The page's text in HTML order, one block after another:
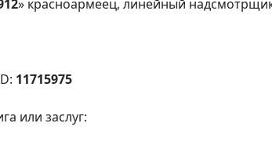
» красноармеец, линейный
11715975
или заслуг: